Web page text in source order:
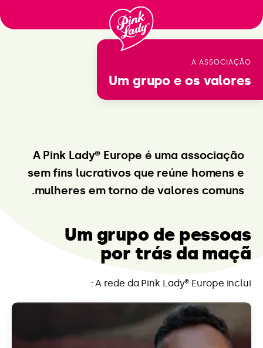
לתוכן
A ASSOCIAÇÃO
Um grupoe os valores
A Pink Lady® Europe é uma associação
sem fins lucrativos que reúne homens e
mulheres em torno de valores comuns.
Um grupo de pessoas
por trás da maçã
A rede da Pink Lady® Europe inclui :